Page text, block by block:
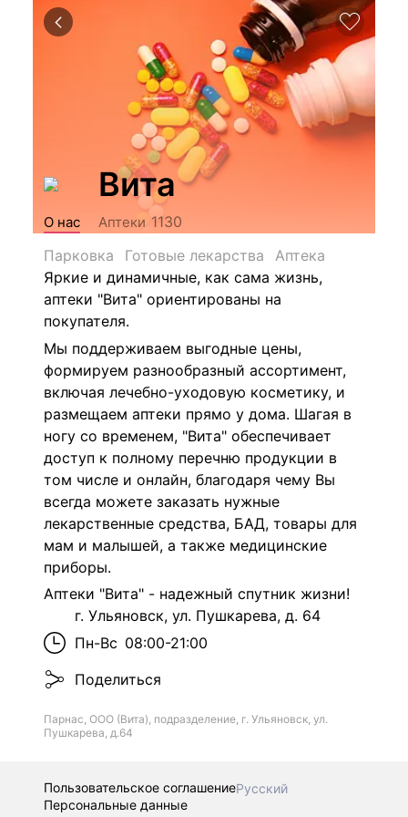
Вита
О нас Аптеки 1130
Парковка
Готовые лекарства
Аптека
Яркие и динамичные, как сама жизнь,
аптеки "Вита" ориентированы на
покупателя.
Мы поддерживаем выгодные цены,
формируем разнообразный ассортимент,
включая лечебно-уходовую косметику, и
размещаем аптеки прямо у дома. Шагая в
ногу со временем, "Вита" обеспечивает
доступ к полному перечню продукции в
том числе и онлайн, благодаря чему Вы
всегда можете заказать нужные
лекарственные средства, БАД, товары для
мам и малышей, а также медицинские
приборы.
Аптеки "Вита" - надежный спутник жизни!
г. Ульяновск, ул. Пушкарева, д. 64
Пн-Вс 08:00-21:00
Поделиться
Парнас, ООО (Вита), подразделение, г. Ульяновск, ул.
Пушкарева, д.64
Пользовательское соглашениеРусский
Персональные данные